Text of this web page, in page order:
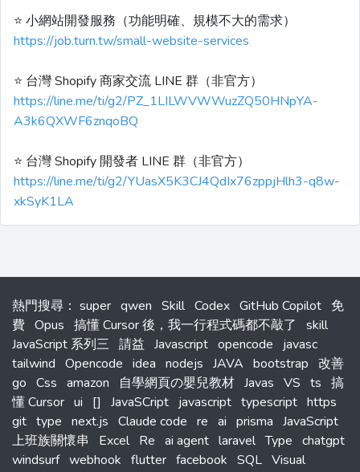
⭐️ 小網站開發服務（功能明確、規模不大的需求）
https://job.turn.tw/small-website-services
⭐️ 台灣 Shopify 商家交流 LINE 群（非官方）
https://line.me/ti/g2/PZ_1LILWVWWuzZQ50HNpYA-
A3k6QXWF6znqoBQ
⭐️ 台灣 Shopify 開發者 LINE 群（非官方）
https://line.me/ti/g2/YUasX5K3CJ4QdIx76zppjHlh3-q8w-
xkSyK1LA
熱門搜尋 ： super qwen Skill Codex GitHub Copilot 免
費 Opus 搞懂 Cursor 後，我一行程式碼都不敲了
skill
JavaScript 系列三 請益 Javascript opencode
javasc
tailwind Opencode idea nodejs JAVA bootstrap 改善
go Css amazon 自學網頁の嬰兒教材 Javas VS ts 搞
懂 Cursor ui [] JavaSCript javascript typescript https
git type next.js Claude code re ai prisma JavaScript
上班族關懷串
Excel Re ai agent laravel Type chatgpt
windsurf webhook flutter facebook SQL Visual